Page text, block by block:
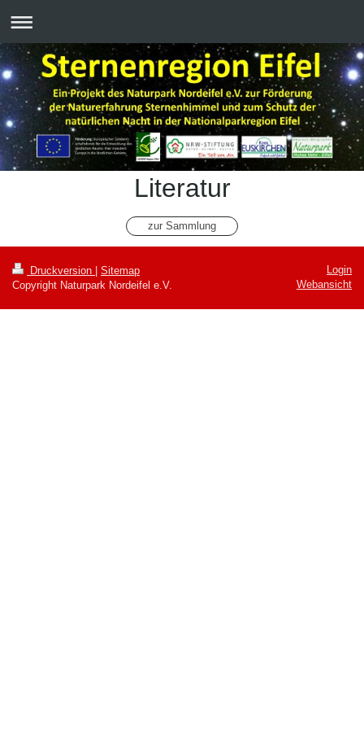
Literatur
zur Sammlung
Druckversion
Sitemap
Copyright Naturpark Nordeifel e.V.
Login
Webansicht